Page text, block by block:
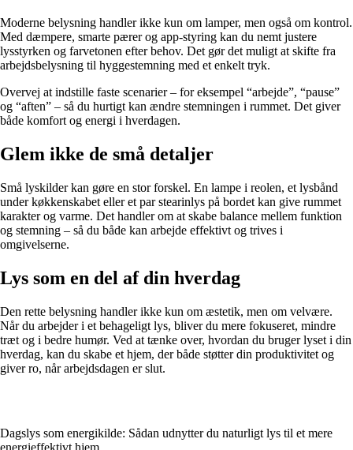
Moderne belysning handler ikke kun om lamper, men også om kontrol.
Med dæmpere, smarte pærer og app-styring kan du nemt justere
lysstyrken og farvetonen efter behov. Det gør det muligt at skifte fra
arbejdsbelysning til hyggestemning med et enkelt tryk.
Overvej at indstille faste scenarier – for eksempel “arbejde”, “pause”
og “aften” – så du hurtigt kan ændre stemningen i rummet. Det giver
både komfort og energi i hverdagen.
Glem ikke de små detaljer
Små lyskilder kan gøre en stor forskel. En lampe i reolen, et lysbånd
under køkkenskabet eller et par stearinlys på bordet kan give rummet
karakter og varme. Det handler om at skabe balance mellem funktion
og stemning – så du både kan arbejde effektivt og trives i
omgivelserne.
Lys som en del af din hverdag
Den rette belysning handler ikke kun om æstetik, men om velvære.
Når du arbejder i et behageligt lys, bliver du mere fokuseret, mindre
træt og i bedre humør. Ved at tænke over, hvordan du bruger lyset i din
hverdag, kan du skabe et hjem, der både støtter din produktivitet og
giver ro, når arbejdsdagen er slut.
Dagslys som energikilde: Sådan udnytter du naturligt lys til et mere
energieffektivt hjem